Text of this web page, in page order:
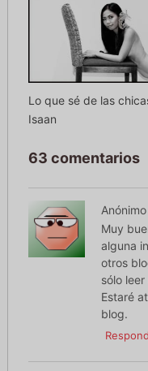
Lo que sé de las
Isaan
63 comentarios
Anónimo
Muy
alguna
otros
sólo
Estaré
blog.